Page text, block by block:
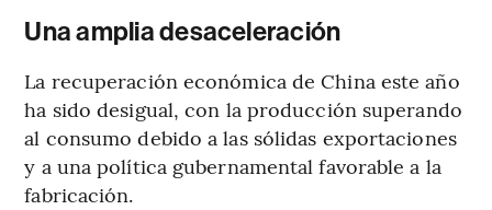
Una amplia desaceleración
La recuperación económica de China este año
ha sido desigual, con la producción superando
al consumo debido a las sólidas exportaciones
y a una política gubernamental favorable a la
fabricación.